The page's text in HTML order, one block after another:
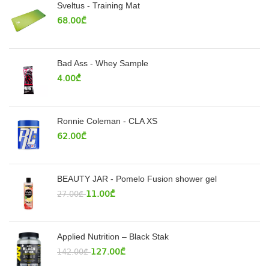
Sveltus - Training Mat
68.00₾
Bad Ass - Whey Sample
4.00₾
Ronnie Coleman - CLA XS
62.00₾
BEAUTY JAR - Pomelo Fusion shower gel
27.00₾ 11.00₾
Applied Nutrition – Black Stak
142.00₾ 127.00₾